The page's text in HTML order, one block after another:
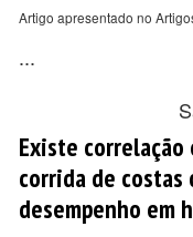
Artigo apresentado no
...
Existe
corrida de costas
desempenho em